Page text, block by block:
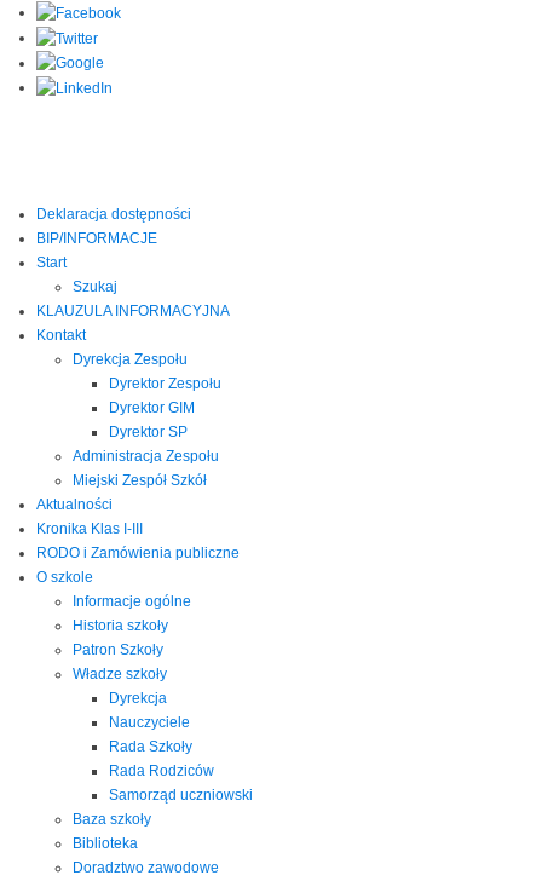
Deklaracja dostępności
BIP/INFORMACJE
Start
Szukaj
KLAUZULA INFORMACYJNA
Kontakt
Dyrekcja Zespołu
Dyrektor Zespołu
Dyrektor GIM
Dyrektor SP
Administracja Zespołu
Miejski Zespół Szkół
Aktualności
Kronika Klas I-III
RODO i Zamówienia publiczne
O szkole
Informacje ogólne
Historia szkoły
Patron Szkoły
Władze szkoły
Dyrekcja
Nauczyciele
Rada Szkoły
Rada Rodziców
Samorząd uczniowski
Baza szkoły
Biblioteka
Doradztwo zawodowe